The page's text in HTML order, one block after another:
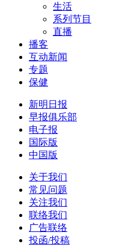
生活
系列节目
直播
播客
互动新闻
专题
保健
新明日报
早报俱乐部
电子报
国际版
中国版
关于我们
常见问题
关注我们
联络我们
广告联络
投函/投稿